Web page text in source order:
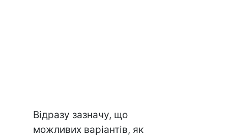
Відразу зазначу, що
можливих варіантів, як